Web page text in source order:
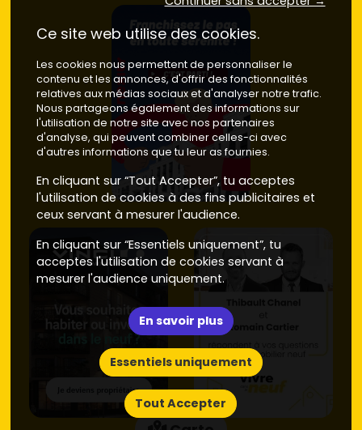
Ce site web utilise des cookies.
Les cookies nous permettent de personnaliser le
contenu et les annonces, d'offrir des fonctionnalités
relatives aux médias sociaux et d'analyser notre trafic.
Nous partageons également des informations sur
l'utilisation de notre site avec nos partenaires
d'analyse, qui peuvent combiner celles-ci avec
d'autres informations que tu leur as fournies.
En cliquant sur “Tout Accepter”, tu acceptes
l'utilisation de cookies à des fins publicitaires et
ceux servant à mesurer l'audience.
En cliquant sur “Essentiels uniquement”, tu
acceptes l'utilisation de cookies servant à
mesurer l'audience uniquement.
En savoir plus
Essentiels uniquement
Tout Accepter